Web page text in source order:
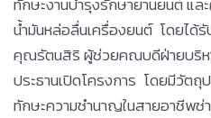
น้ำมันหล่อลื่นเครื่องยนต์ โดยได้
คุณรัตนสิริ ผู้ช่วยคณบดีฝ่ายบริห
ประธานเปิดโครงการ โดยมีวัตถุ
ทักษะความชำนาญในสายอาชีพ